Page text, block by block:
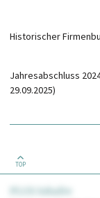
Historischer
Jahresabschluss
29.09.2025)
TOP
PLUS Inhalte